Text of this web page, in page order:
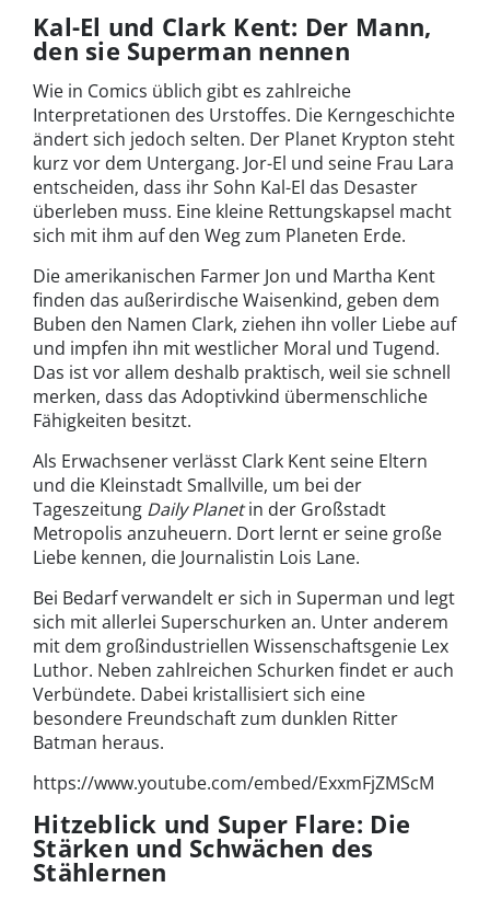
Kal-El und Clark Kent: Der Mann,
den sie Superman nennen
Wie in Comics üblich gibt es zahlreiche
Interpretationen des Urstoffes. Die Kerngeschichte
ändert sich jedoch selten. Der Planet Krypton steht
kurz vor dem Untergang. Jor-El und seine Frau Lara
entscheiden, dass ihr Sohn Kal-El das Desaster
überleben muss. Eine kleine Rettungskapsel macht
sich mit ihm auf den Weg zum Planeten Erde.
Die amerikanischen Farmer Jon und Martha Kent
finden das außerirdische Waisenkind, geben dem
Buben den Namen Clark, ziehen ihn voller Liebe auf
und impfen ihn mit westlicher Moral und Tugend.
Das ist vor allem deshalb praktisch, weil sie schnell
merken, dass das Adoptivkind übermenschliche
Fähigkeiten besitzt.
Als Erwachsener verlässt Clark Kent seine Eltern
und die Kleinstadt Smallville, um bei der
Tageszeitung Daily Planetin der Großstadt
Metropolis anzuheuern. Dort lernt er seine große
Liebe kennen, die Journalistin Lois Lane.
Bei Bedarf verwandelt er sich in Superman und legt
sich mit allerlei Superschurken an. Unter anderem
mit dem großindustriellen Wissenschaftsgenie Lex
Luthor. Neben zahlreichen Schurken findet er auch
Verbündete. Dabei kristallisiert sich eine
besondere Freundschaft zum dunklen Ritter
Batman heraus.
https://www.youtube.com/embed/ExxmFjZMScM
Hitzeblick und Super Flare: Die
Stärken und Schwächen des
Stählernen